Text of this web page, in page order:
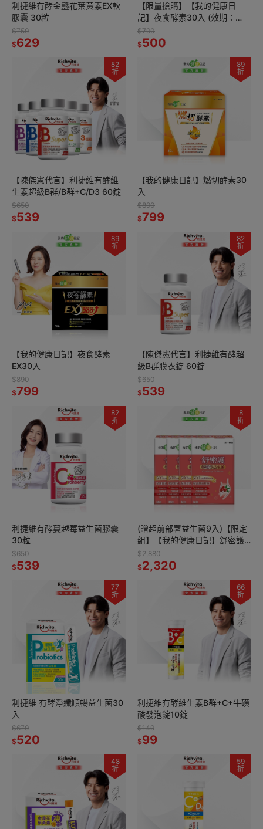
利捷維有酵金盞花葉黃素EX軟
膠囊 30粒
$750
$629
【限量搶購】【我的健康日
記】夜食酵素30入 (效期：
2027/05/01)
$790
$500
82
折
【陳傑憲代言】利捷維有酵維
生素超級B群/B群+C/D3 60錠
$650
$539
89
折
【我的健康日記】燃切酵素30
入
$890
$799
89
折
【我的健康日記】夜食酵素
EX30入
$890
$799
82
折
【陳傑憲代言】利捷維有酵超
級B群膜衣錠 60錠
$650
$539
82
折
利捷維有酵蔓越莓益生菌膠囊
30粒
$650
$539
8
折
(贈超前部署益生菌9入)【限定
組】【我的健康日記】舒密護
蔓越莓益生菌 30入4件組
$2,880
$2,320
77
折
利捷維 有酵淨纖順暢益生菌30
入
$670
$520
66
折
利捷維有酵維生素B群+C+牛磺
酸發泡錠10錠
$149
$99
48
折
59
折